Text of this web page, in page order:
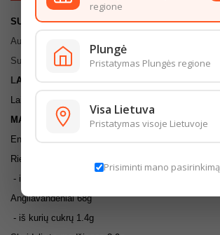
SUDEDAMOSIOS DALYS:
Aukščiausios rūšies KVIETINIAI miltai 550D
Sudėtyje yra GLITIMO.
LAI
Laikyti sausoje ir vėsioje vietoje
MAISTINGUMO VERTĖ (100G)
Energinė vertė 1450/341kcal
Riebalai 1.7g
- iš kurių sočiųjų riebalų rūgščių 0.4g
Angliavandeniai 68g
- iš kurių cukrų 1.4g
regione
Plungė
Pristatymas Plungės regione
Visa Lietuva
Pristatymas visoje Lietuvoje
Prisiminti mano pasirinkimą